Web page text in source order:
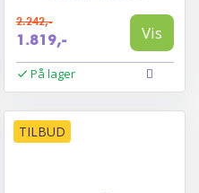
2.242,-
1.819,- Vis
På lager
TILBUD